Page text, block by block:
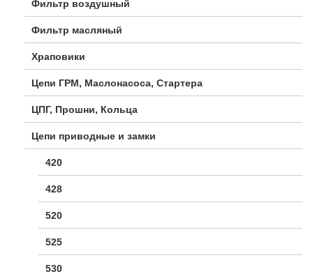
Фильтр воздушный
Фильтр масляный
Храповики
Цепи ГРМ, Маслонасоса, Стартера
ЦПГ, Прошни, Кольца
Цепи приводные и замки
420
428
520
525
530